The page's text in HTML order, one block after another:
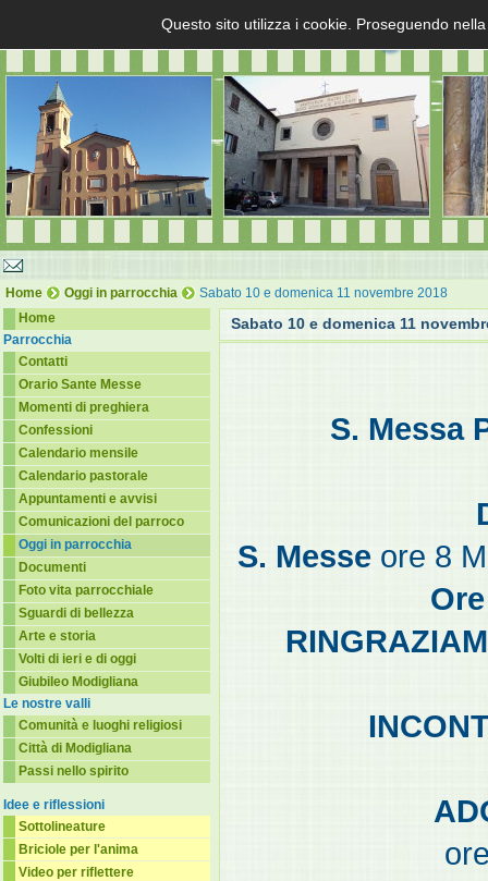
Home Oggi in parrocchia
Sabato 10 e domenica 11 novembre 2018
Home
Parrocchia
Contatti
Orario Sante Messe
Momenti di preghiera
Confessioni
Calendario mensile
Calendario pastorale
Appuntamenti e avvisi
Comunicazioni del parroco
Oggi in parrocchia
Documenti
Foto vita parrocchiale
Sguardi di bellezza
Arte e storia
Volti di ieri e di oggi
Giubileo Modigliana
Le nostre valli
Comunità e luoghi religiosi
Città di Modigliana
Passi nello spirito
Idee e riflessioni
Sottolineature
Briciole per l'anima
Video per riflettere
Sabato 10 e domenica 11
S. Messa
S. Messe ore 8
Questo sito utilizza i cookie. Proseguendo